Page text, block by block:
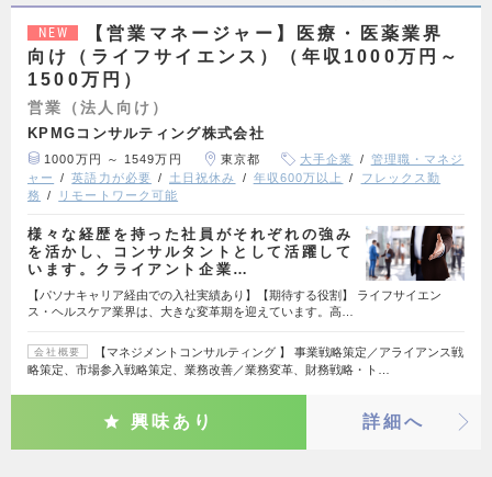
NEW
【営業マネージャー】医療・医薬業界
向け（ライフサイエンス）（年収1000万円～
1500万円）
営業（法人向け）
KPMGコンサルティング株式会社
1000万円 ～ 1549万円 東京都 大手企業
管理職・マネジ
ャー
英語力が必要 土日祝休み 年収600万以上
フレックス勤
務
リモートワーク可能
様々な経歴を持った社員がそれぞれの強み
を活かし、コンサルタントとして活躍して
います。クライアント企業…
【パソナキャリア経由での入社実績あり】【期待する役割】 ライフサイエン
ス・ヘルスケア業界は、大きな変革期を迎えています。高…
会社概要
【マネジメントコンサルティング 】 事業戦略策定／アライアンス戦
略策定、市場参入戦略策定、業務改善／業務変革、財務戦略・ト…
興味あり 詳細へ